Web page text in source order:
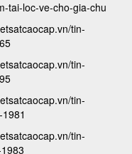
tai-loc-ve-cho-gia-chu
tin-
tin-
tin-
tin-